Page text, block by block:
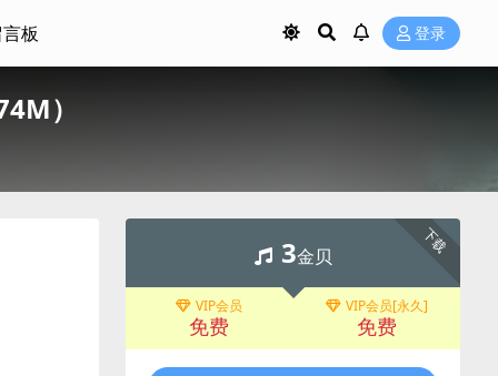
板 登录
）
下载
3金贝
VIP会员
免费
VIP会员[永久]
免费